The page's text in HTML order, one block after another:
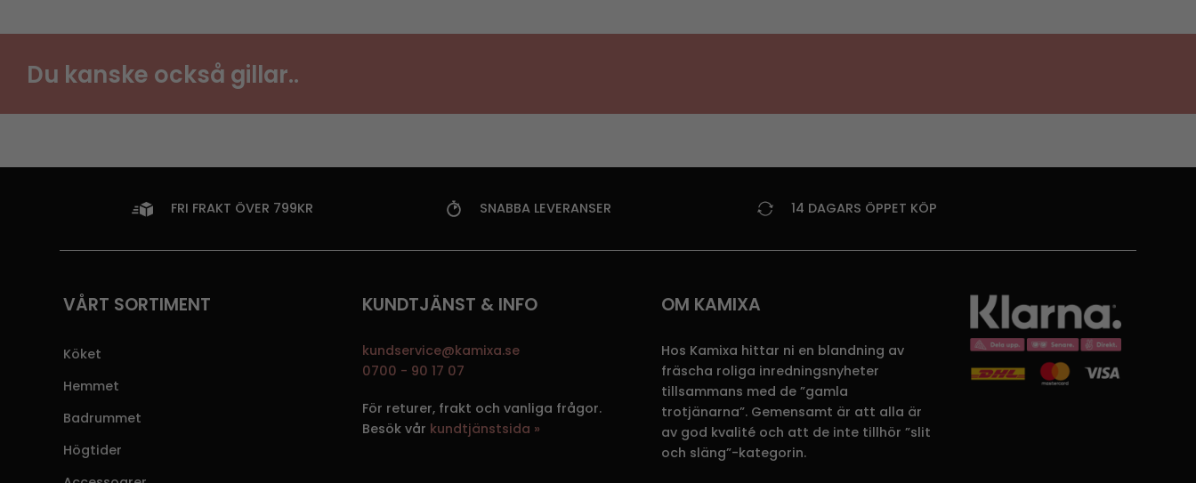
Du kanske också gillar..
FRI FRAKT ÖVER 799KR SNABBA LEVERANSER 14 DAGARS ÖPPET KÖP
VÅRT SORTIMENT
Köket
Hemmet
Badrummet
Högtider
KUNDTJÄNST & INFO
kundservice@kamixa.se
0700 - 90 17 07
För returer, frakt och vanliga frågor.
Besök vår kundtjänstsida »
OM KAMIXA
Hos Kamixa hittar ni en blandning av
fräscha roliga inredningsnyheter
tillsammans med de ”gamla
trotjänarna”. Gemensamt är att alla är
av god kvalité och att de inte tillhör ”slit
och släng”-kategorin.